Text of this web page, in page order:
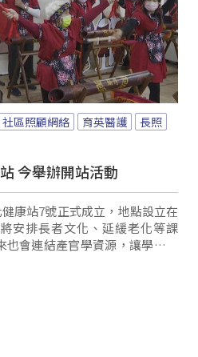
社區照顧網絡 育英醫護
長照
今舉辦開站活動
康站7號正式成立，地點設立在
安排長者文化、延緩老化等課
會連結產官學資源，讓學生了
網絡。